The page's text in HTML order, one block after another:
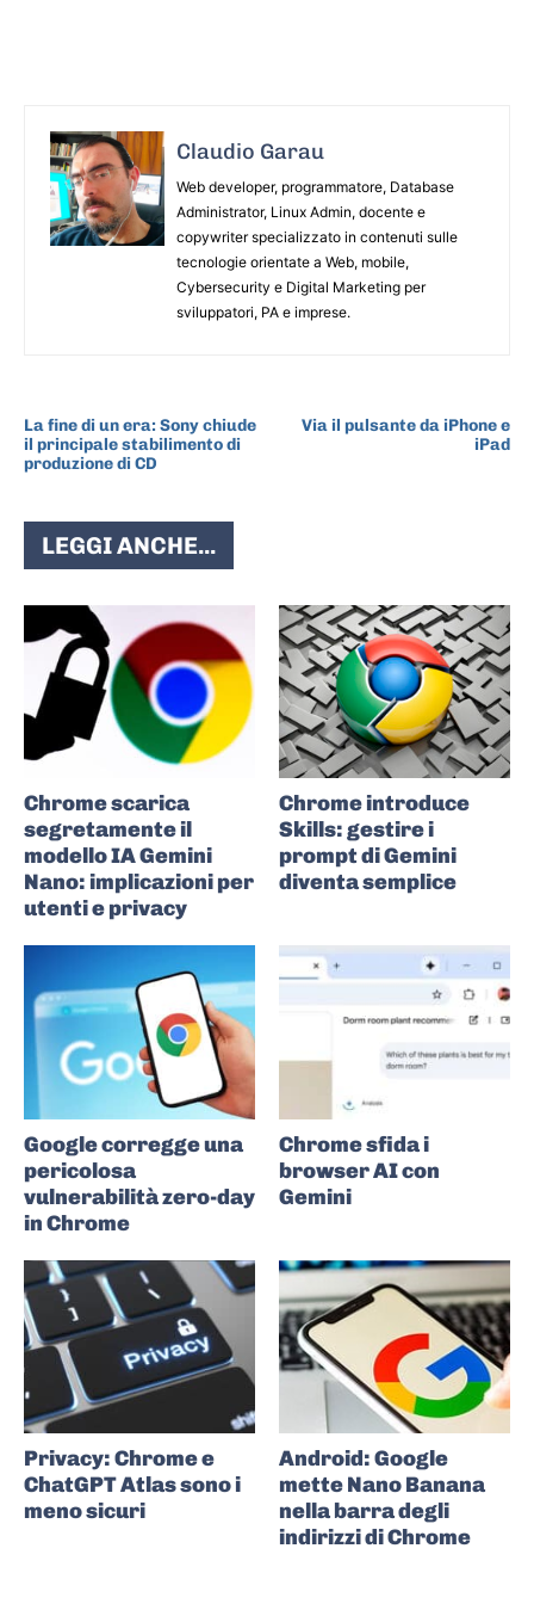
Claudio Garau
Web developer, programmatore, Database
Administrator, Linux Admin, docente e
copywriter specializzato in contenuti sulle
tecnologie orientate a Web, mobile,
Cybersecurity e Digital Marketing per
sviluppatori, PA e imprese.
La fine di un era: Sony chiude
il principale stabilimento di
produzione di CD
Via il pulsante da iPhone e
iPad
LEGGI ANCHE...
Chrome scarica
segretamente il
modello IA Gemini
Nano: implicazioni per
utenti e privacy
Chrome introduce
Skills: gestire i
prompt di Gemini
diventa semplice
Google corregge una
pericolosa
vulnerabilità zero-day
in Chrome
Chrome sfida i
browser AI con
Gemini
Privacy: Chrome e
ChatGPT Atlas sono i
meno sicuri
Android: Google
mette Nano Banana
nella barra degli
indirizzi di Chrome